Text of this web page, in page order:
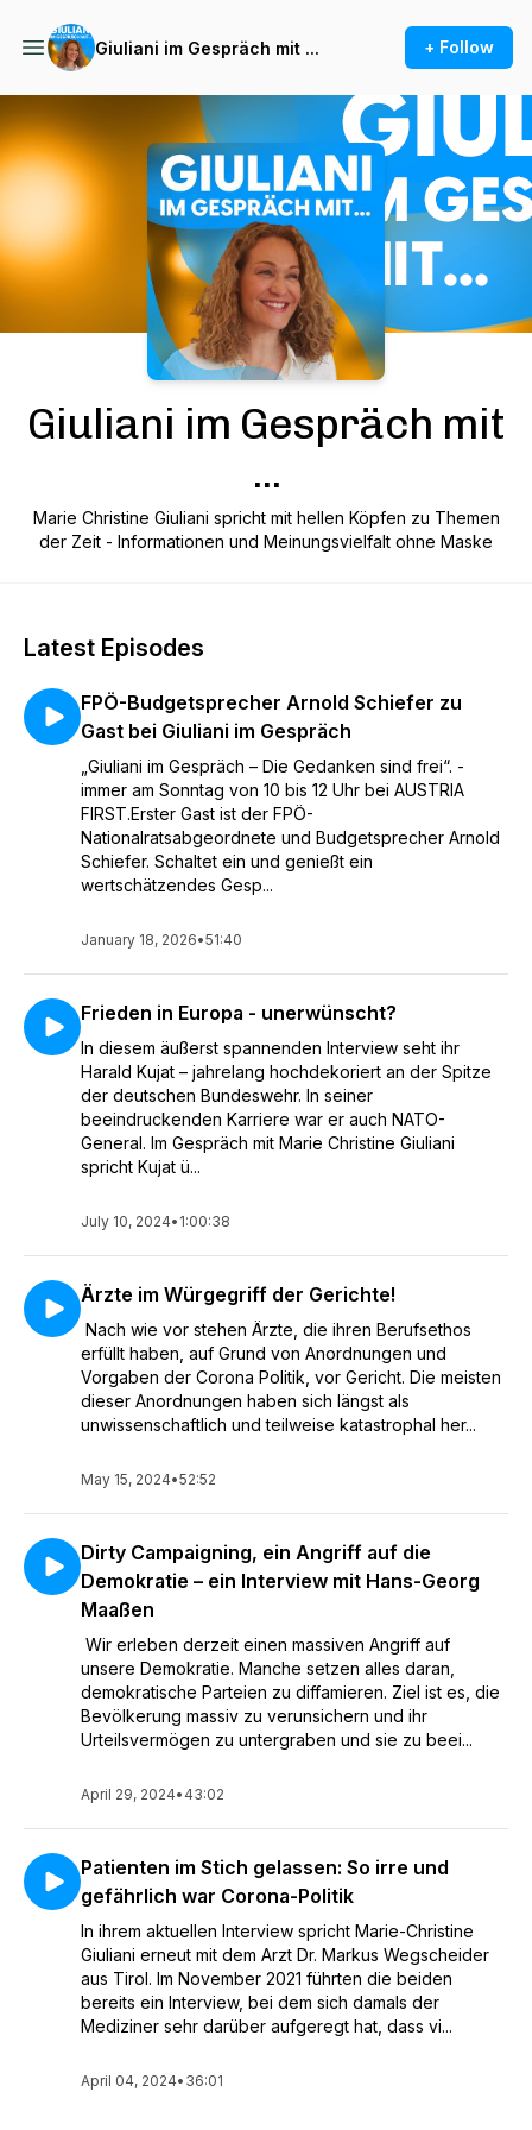
Giuliani im Gespräch mit ... + Follow
Podcast Background Image
Giuliani im Gespräch mit
...
Marie Christine Giuliani spricht mit hellen Köpfen zu Themen
der Zeit - Informationen und Meinungsvielfalt ohne Maske
Latest Episodes
FPÖ-Budgetsprecher Arnold Schiefer zu
Gast bei Giuliani im Gespräch
„Giuliani im Gespräch – Die Gedanken sind frei“. -
immer am Sonntag von 10 bis 12 Uhr bei AUSTRIA
FIRST.Erster Gast ist der FPÖ-
Nationalratsabgeordnete und Budgetsprecher Arnold
Schiefer. Schaltet ein und genießt ein
wertschätzendes Gesp...
January 18, 2026•51:40
Frieden in Europa - unerwünscht?
In diesem äußerst spannenden Interview seht ihr
Harald Kujat – jahrelang hochdekoriert an der Spitze
der deutschen Bundeswehr. In seiner
beeindruckenden Karriere war er auch NATO-
General. Im Gespräch mit Marie Christine Giuliani
spricht Kujat ü...
July 10, 2024• 1:00:38
Ärzte im Würgegriff der Gerichte!
Nach wie vor stehen Ärzte, die ihren Berufsethos
erfüllt haben, auf Grund von Anordnungen und
Vorgaben der Corona Politik, vor Gericht. Die meisten
dieser Anordnungen haben sich längst als
unwissenschaftlich und teilweise katastrophal her...
May 15, 2024•52:52
Dirty Campaigning, ein Angriff auf die
Demokratie – ein Interview mit Hans-Georg
Maaßen
Wir erleben derzeit einen massiven Angriff auf
unsere Demokratie. Manche setzen alles daran,
demokratische Parteien zu diffamieren. Ziel ist es, die
Bevölkerung massiv zu verunsichern und ihr
Urteilsvermögen zu untergraben und sie zu beei...
April 29, 2024• 43:02
Patienten im Stich gelassen: So irre und
gefährlich war Corona-Politik
In ihrem aktuellen Interview spricht Marie-Christine
Giuliani erneut mit dem Arzt Dr. Markus Wegscheider
aus Tirol. Im November 2021 führten die beiden
bereits ein Interview, bei dem sich damals der
Mediziner sehr darüber aufgeregt hat, dass vi...
April 04, 2024• 36:01